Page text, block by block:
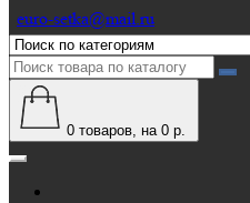
euro-setka@mail.ru
0 товаров, на 0 р.